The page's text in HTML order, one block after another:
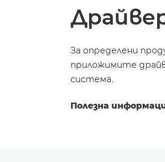
За определени
приложимите
система.
Полезна